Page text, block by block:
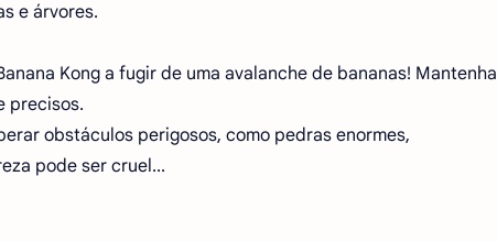
e árvores.
Kong a fugir de uma avalanche de bananas! Mantenha
precisos.
obstáculos perigosos, como pedras enormes,
pode ser cruel...